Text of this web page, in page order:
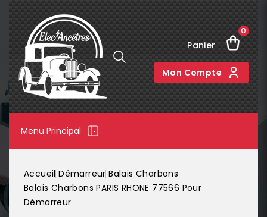
Panier
0
Mon Compte
Menu Principal
Accueil Démarreur Balais Charbons
Balais Charbons PARIS RHONE 77566 Pour
Démarreur